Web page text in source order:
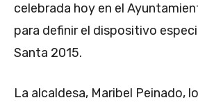
celebrada hoy en el
para definir el dispositivo
Santa 2015.
La alcaldesa, Maribel Peinado,